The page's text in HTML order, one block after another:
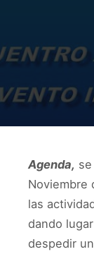
Agenda,
Noviembre
las
dando
despedir